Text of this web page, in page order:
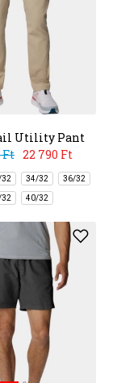
Utility Pant
Ft 22 790 Ft
34/32 36/32
40/32